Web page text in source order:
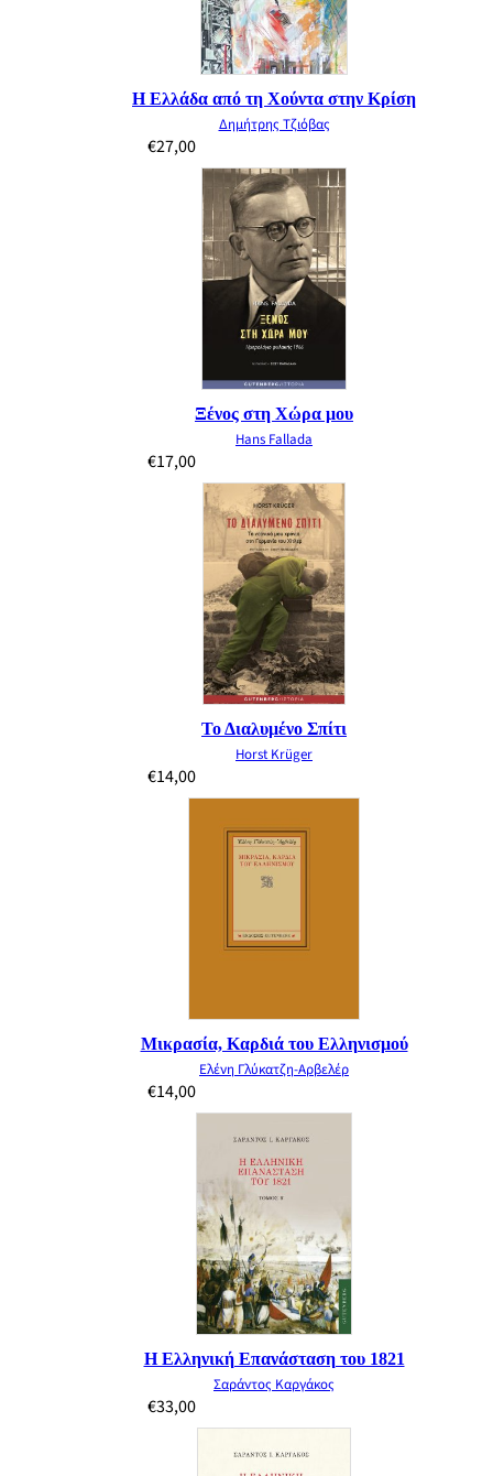
Η Ελλάδα από τη Χούντα στην Κρίση
Δημήτρης Τζιόβας
€27,00
Ξένος στη Χώρα μου
Hans Fallada
€17,00
Το Διαλυμένο Σπίτι
Horst Krüger
€14,00
Μικρασία, Καρδιά του Ελληνισμού
Ελένη Γλύκατζη-Αρβελέρ
€14,00
Η Ελληνική Επανάσταση του 1821
Σαράντος Καργάκος
€33,00